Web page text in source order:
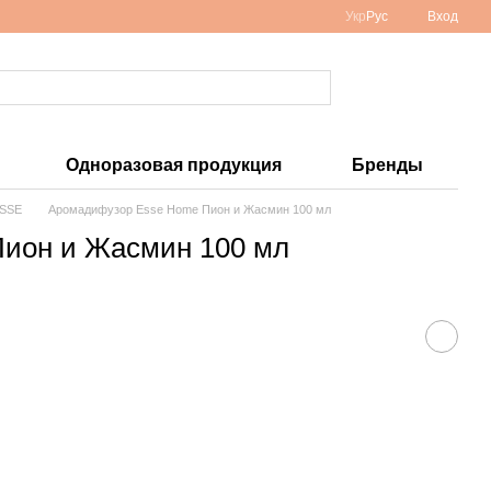
Укр Рус Вход
Одноразовая продукция Бренды
Аромадифузор Esse Home Пион и Жасмин 100 мл
и Жасмин 100 мл